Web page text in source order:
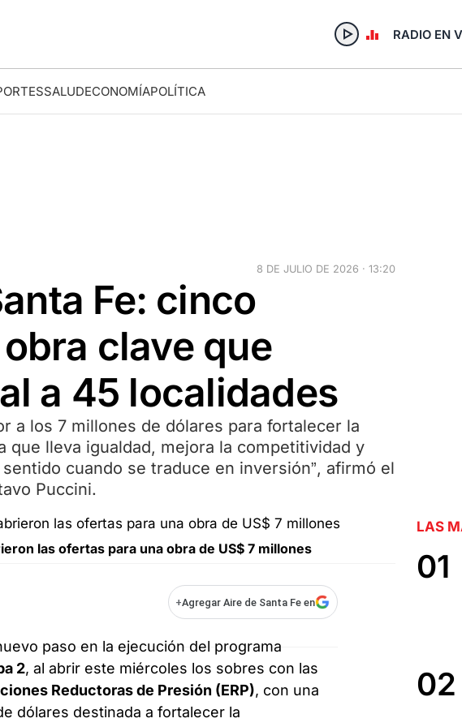
RADIO EN
SALUDECONOMÍAPOLÍTICA
8 DE JULIO DE 2026 · 13:20
Fe: cinco
clave que
a 45 localidades
a los 7 millones de dólares para fortalecer la
que lleva igualdad, mejora la competitividad y
cuando se traduce en inversión”, afirmó el
Puccini.
las ofertas para una obra de US$ 7 millones
+Agregar Aire de Santa Fe en
paso en la ejecución del programa
2, al abrir este miércoles los sobres con las
Reductoras de Presión (ERP), con una
dólares destinada a fortalecer la
LAS